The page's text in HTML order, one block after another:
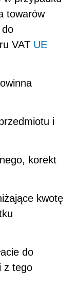
towarów
VAT UE
i
korekt
kwotę
do
z tego